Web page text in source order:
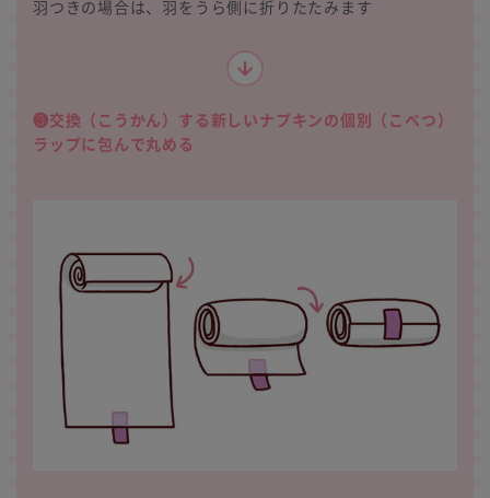
羽つきの場合は、羽をうら側に折りたたみます
❸交換（こうかん）する新しいナプキンの個別（こべつ）
ラップに包んで丸める